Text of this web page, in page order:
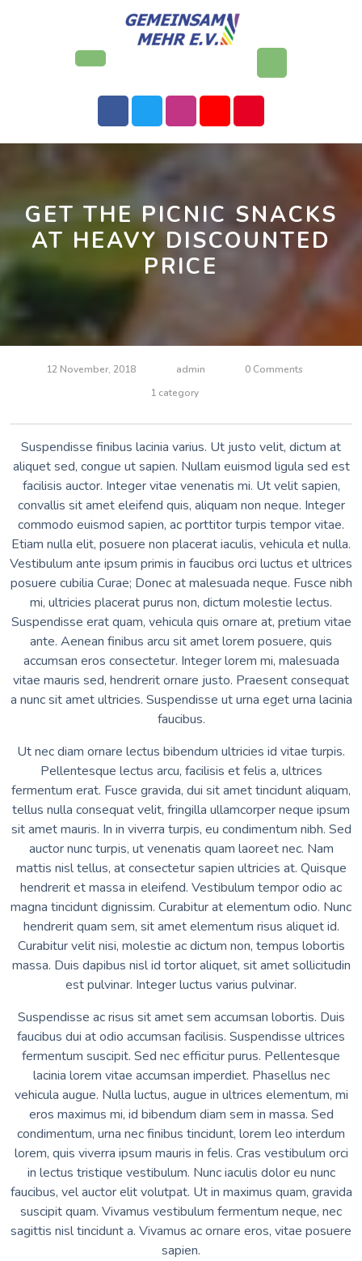
Button
GET THE PICNIC SNACKS
AT HEAVY DISCOUNTED
PRICE
12 November, 2018 admin
0 Comments
1 category
Suspendisse finibus lacinia varius. Ut justo velit, dictum at
aliquet sed, congue ut sapien. Nullam euismod ligula sed est
facilisis auctor. Integer vitae venenatis mi. Ut velit sapien,
convallis sit amet eleifend quis, aliquam non neque. Integer
commodo euismod sapien, ac porttitor turpis tempor vitae.
Etiam nulla elit, posuere non placerat iaculis, vehicula et nulla.
Vestibulum ante ipsum primis in faucibus orci luctus et ultrices
posuere cubilia Curae; Donec at malesuada neque. Fusce nibh
mi, ultricies placerat purus non, dictum molestie lectus.
Suspendisse erat quam, vehicula quis ornare at, pretium vitae
ante. Aenean finibus arcu sit amet lorem posuere, quis
accumsan eros consectetur. Integer lorem mi, malesuada
vitae mauris sed, hendrerit ornare justo. Praesent consequat
a nunc sit amet ultricies. Suspendisse ut urna eget urna lacinia
faucibus.
Ut nec diam ornare lectus bibendum ultricies id vitae turpis.
Pellentesque lectus arcu, facilisis et felis a, ultrices
fermentum erat. Fusce gravida, dui sit amet tincidunt aliquam,
tellus nulla consequat velit, fringilla ullamcorper neque ipsum
sit amet mauris. In in viverra turpis, eu condimentum nibh. Sed
auctor nunc turpis, ut venenatis quam laoreet nec. Nam
mattis nisl tellus, at consectetur sapien ultricies at. Quisque
hendrerit et massa in eleifend. Vestibulum tempor odio ac
magna tincidunt dignissim. Curabitur at elementum odio. Nunc
hendrerit quam sem, sit amet elementum risus aliquet id.
Curabitur velit nisi, molestie ac dictum non, tempus lobortis
massa. Duis dapibus nisl id tortor aliquet, sit amet sollicitudin
est pulvinar. Integer luctus varius pulvinar.
Suspendisse ac risus sit amet sem accumsan lobortis. Duis
faucibus dui at odio accumsan facilisis. Suspendisse ultrices
fermentum suscipit. Sed nec efficitur purus. Pellentesque
lacinia lorem vitae accumsan imperdiet. Phasellus nec
vehicula augue. Nulla luctus, augue in ultrices elementum, mi
eros maximus mi, id bibendum diam sem in massa. Sed
condimentum, urna nec finibus tincidunt, lorem leo interdum
lorem, quis viverra ipsum mauris in felis. Cras vestibulum orci
in lectus tristique vestibulum. Nunc iaculis dolor eu nunc
faucibus, vel auctor elit volutpat. Ut in maximus quam, gravida
suscipit quam. Vivamus vestibulum fermentum neque, nec
sagittis nisl tincidunt a. Vivamus ac ornare eros, vitae posuere
sapien.